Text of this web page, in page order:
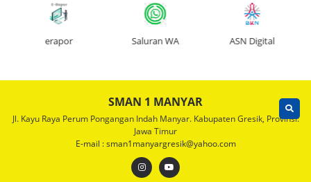
erapor Saluran WA ASN Digital
SMAN 1 MANYAR
Jl. Kayu Raya Perum Pongangan Indah Manyar. Kabupaten Gresik, Provinsi:
Jawa Timur
E-mail : sman1manyargresik@yahoo.com